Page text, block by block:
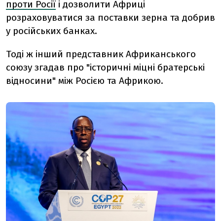
проти Росії і дозволити Африці
розраховуватися за поставки зерна та добрив
у російських банках.
Тоді ж інший представник Африканського
союзу згадав про "історичні міцні братерські
відносини" між Росією та Африкою.